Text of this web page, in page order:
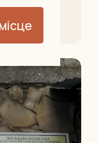
9.2
СЕРВІС